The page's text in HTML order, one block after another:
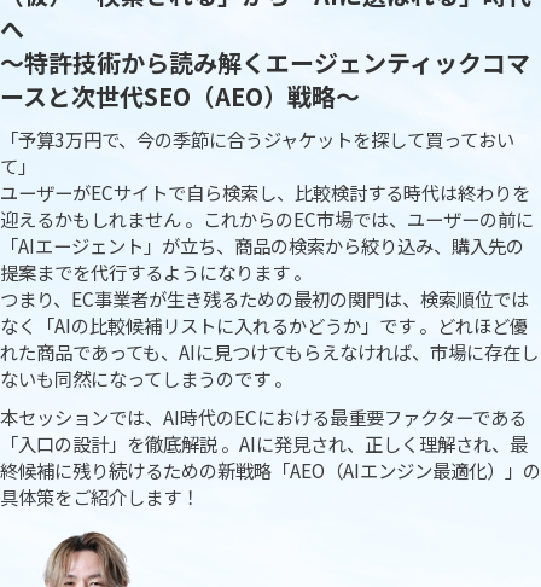
へ
〜特許技術から読み解くエージェンティックコマ
ースと次世代SEO（AEO）戦略〜
「予算3万円で、今の季節に合うジャケットを探して買っておい
て」
ユーザーがECサイトで自ら検索し、比較検討する時代は終わりを
迎えるかもしれません 。これからのEC市場では、ユーザーの前に
「AIエージェント」が立ち、商品の検索から絞り込み、購入先の
提案までを代行するようになります 。
つまり、EC事業者が生き残るための最初の関門は、検索順位では
なく「AIの比較候補リストに入れるかどうか」です 。どれほど優
れた商品であっても、AIに見つけてもらえなければ、市場に存在し
ないも同然になってしまうのです 。
本セッションでは、AI時代のECにおける最重要ファクターである
「入口の設計」を徹底解説 。AIに発見され、正しく理解され、最
終候補に残り続けるための新戦略「AEO（AIエンジン最適化）」の
具体策をご紹介します！